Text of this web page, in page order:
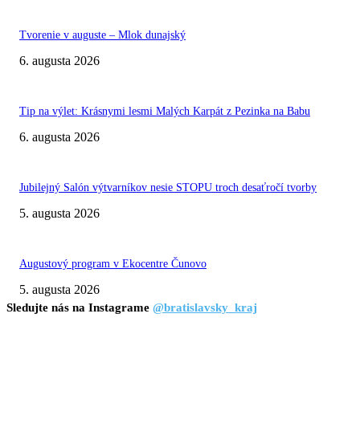
Tvorenie v auguste – Mlok dunajský
6. augusta 2026
Tip na výlet: Krásnymi lesmi Malých Karpát z Pezinka na Babu
6. augusta 2026
Jubilejný Salón výtvarníkov nesie STOPU troch desaťročí tvorby
5. augusta 2026
Augustový program v Ekocentre Čunovo
5. augusta 2026
Sledujte nás na Instagrame @bratislavsky_kraj